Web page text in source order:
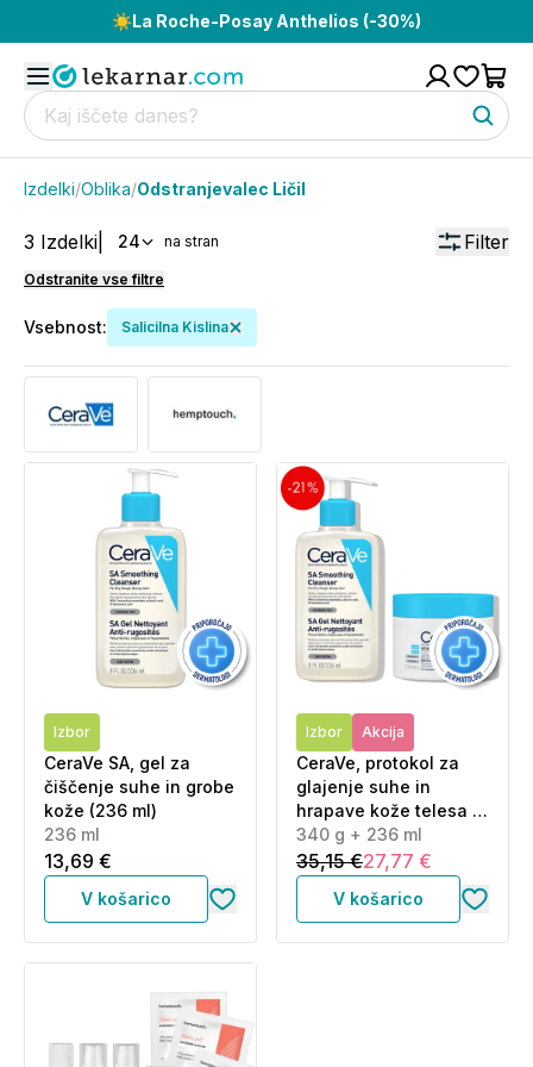
☀️La Roche-Posay Anthelios (-30%)
Izdelki/Oblika/Odstranjevalec Ličil
3 Izdelki 24 na stran Filter
Odstranite vse filtre
Vsebnost: Salicilna Kislina
Izbor
CeraVe SA, gel za
čiščenje suhe in grobe
kože (236 ml)
236 ml
13,69 €
V košarico
Izbor Akcija
CeraVe, protokol za
glajenje suhe in
hrapave kože telesa -
SA krema in SA čistilni
gel (340 g + 236 ml)
340 g + 236 ml
35,15 €27,77 €
V košarico